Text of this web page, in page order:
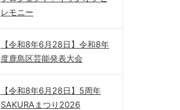
レモニー
【令和8年6月28日】令和8年
度鹿島区芸能発表大会
【令和8年6月28日】5周年
SAKURAまつり2026